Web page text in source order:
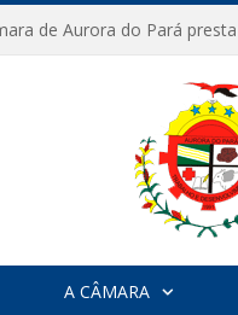
A CÂMARA